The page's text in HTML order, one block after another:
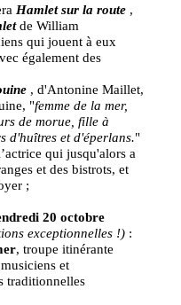
Hamlet sur la route ,
de William
qui jouent à eux
également des
, d'Antonine Maillet,
"femme de la mer,
de morue, fille à
d'huîtres et d'éperlans."
qui jusqu'alors a
et des bistrots, et
;
20 octobre
exceptionnelles !) :
, troupe itinérante
et
traditionnelles